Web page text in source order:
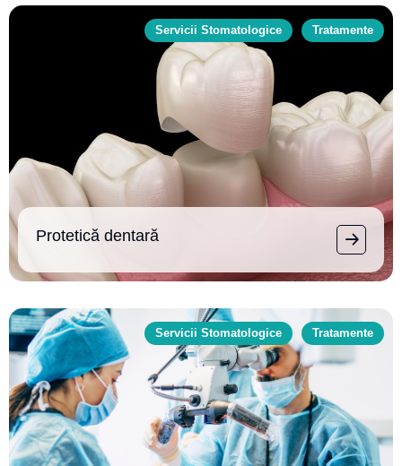
Servicii Stomatologice Tratamente
Protetică dentară
Servicii Stomatologice Tratamente